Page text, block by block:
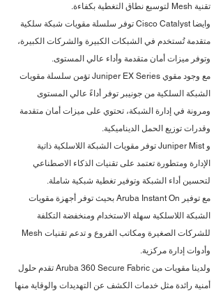
تقنية Mesh لتوسيع نطاق التغطية بكفاءة.
وايضا Cisco Catalyst توفر سلسلة مقويات شبكة سلكية
متقدمة تُستخدم في الشبكات الكبيرة والشركات الكبيرة،
وتوفر ميزات أمان متقدمة وأداء عالي المستوى.
مع وجود مقوي Juniper EX Series تؤمن سلسلة مقويات
الشبكة السلكية من جونيبر توفر أداءً عالي المستوى
ومرونة في إدارة الشبكة، تحتوي على ميزات أمان متقدمة
وقدرات توزيع الحمل الديناميكية.
و Juniper Mist توفر مقويات الشبكة اللاسلكية ذاتية
الإدارة ومتطورة تعتمد على تقنيات الذكاء الاصطناعي
لتحسين أداء الشبكة وتوفير تغطية شبكية شاملة.
مع توفير Aruba Instant On بحيث توفر أجهزة مقويات
الشبكة اللاسلكية سهلة الاستخدام ومنخفضة التكلفة
وأدوات إدارة مركزية.
ولدينا مقويات من Aruba 360 Secure Fabric تقدم حلول
أمنية رائدة مثل خدمات الكشف عن التهديدات والوقاية منها